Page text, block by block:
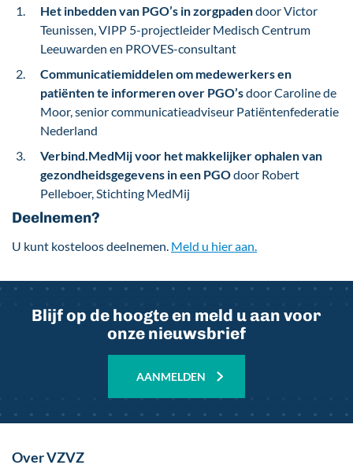
Het inbedden van PGO’s in zorgpadendoor Victor
Teunissen, VIPP 5-projectleider Medisch Centrum
Leeuwarden en PROVES-consultant
Communicatiemiddelen om medewerkers en
patiënten te informeren over PGO’sdoor Caroline de
Moor, senior communicatieadviseur Patiëntenfederatie
Nederland
Verbind.MedMij voor het makkelijker ophalen van
gezondheidsgegevens in een PGOdoor Robert
Pelleboer, Stichting MedMij
Deelnemen?
U kunt kosteloos deelnemen. Meld u hieraan.
Blijf op de hoogte en meld u aan voor
onze nieuwsbrief
AANMELDEN
Over VZVZ